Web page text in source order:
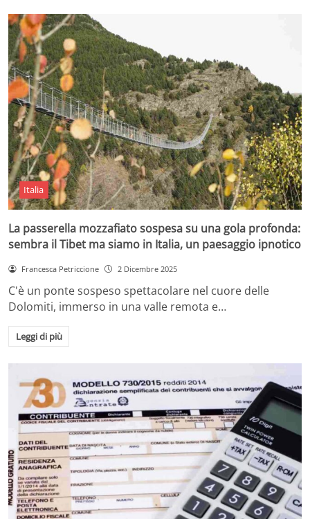
Italia
La passerella mozzafiato sospesa su una gola profonda:
sembra il Tibet ma siamo in Italia, un paesaggio ipnotico
Francesca Petriccione 2 Dicembre 2025
C'è un ponte sospeso spettacolare nel cuore delle
Dolomiti, immerso in una valle remota e…
Leggi di più